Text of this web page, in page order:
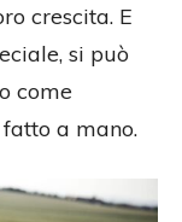
crescita. E
si può
come
a mano.